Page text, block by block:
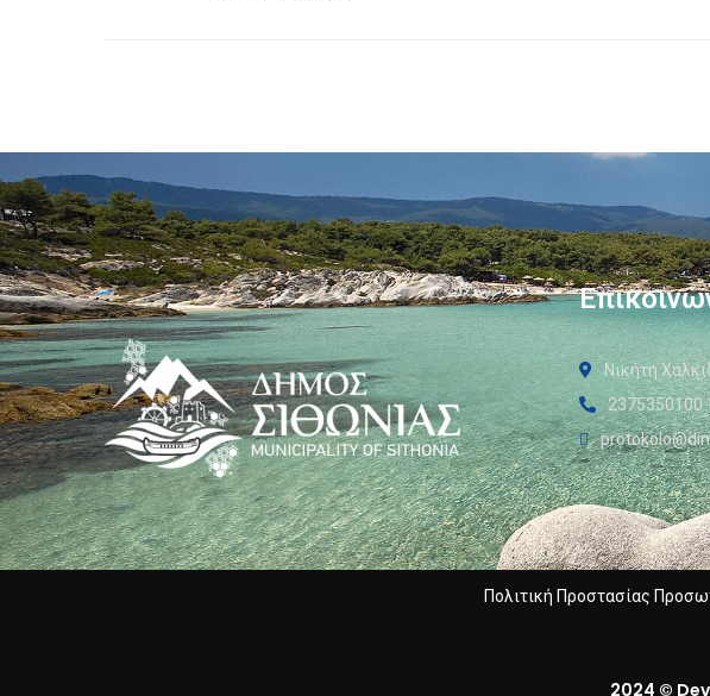
Νικήτη
2375350100
Πολιτική Προστασίας
2024 ©